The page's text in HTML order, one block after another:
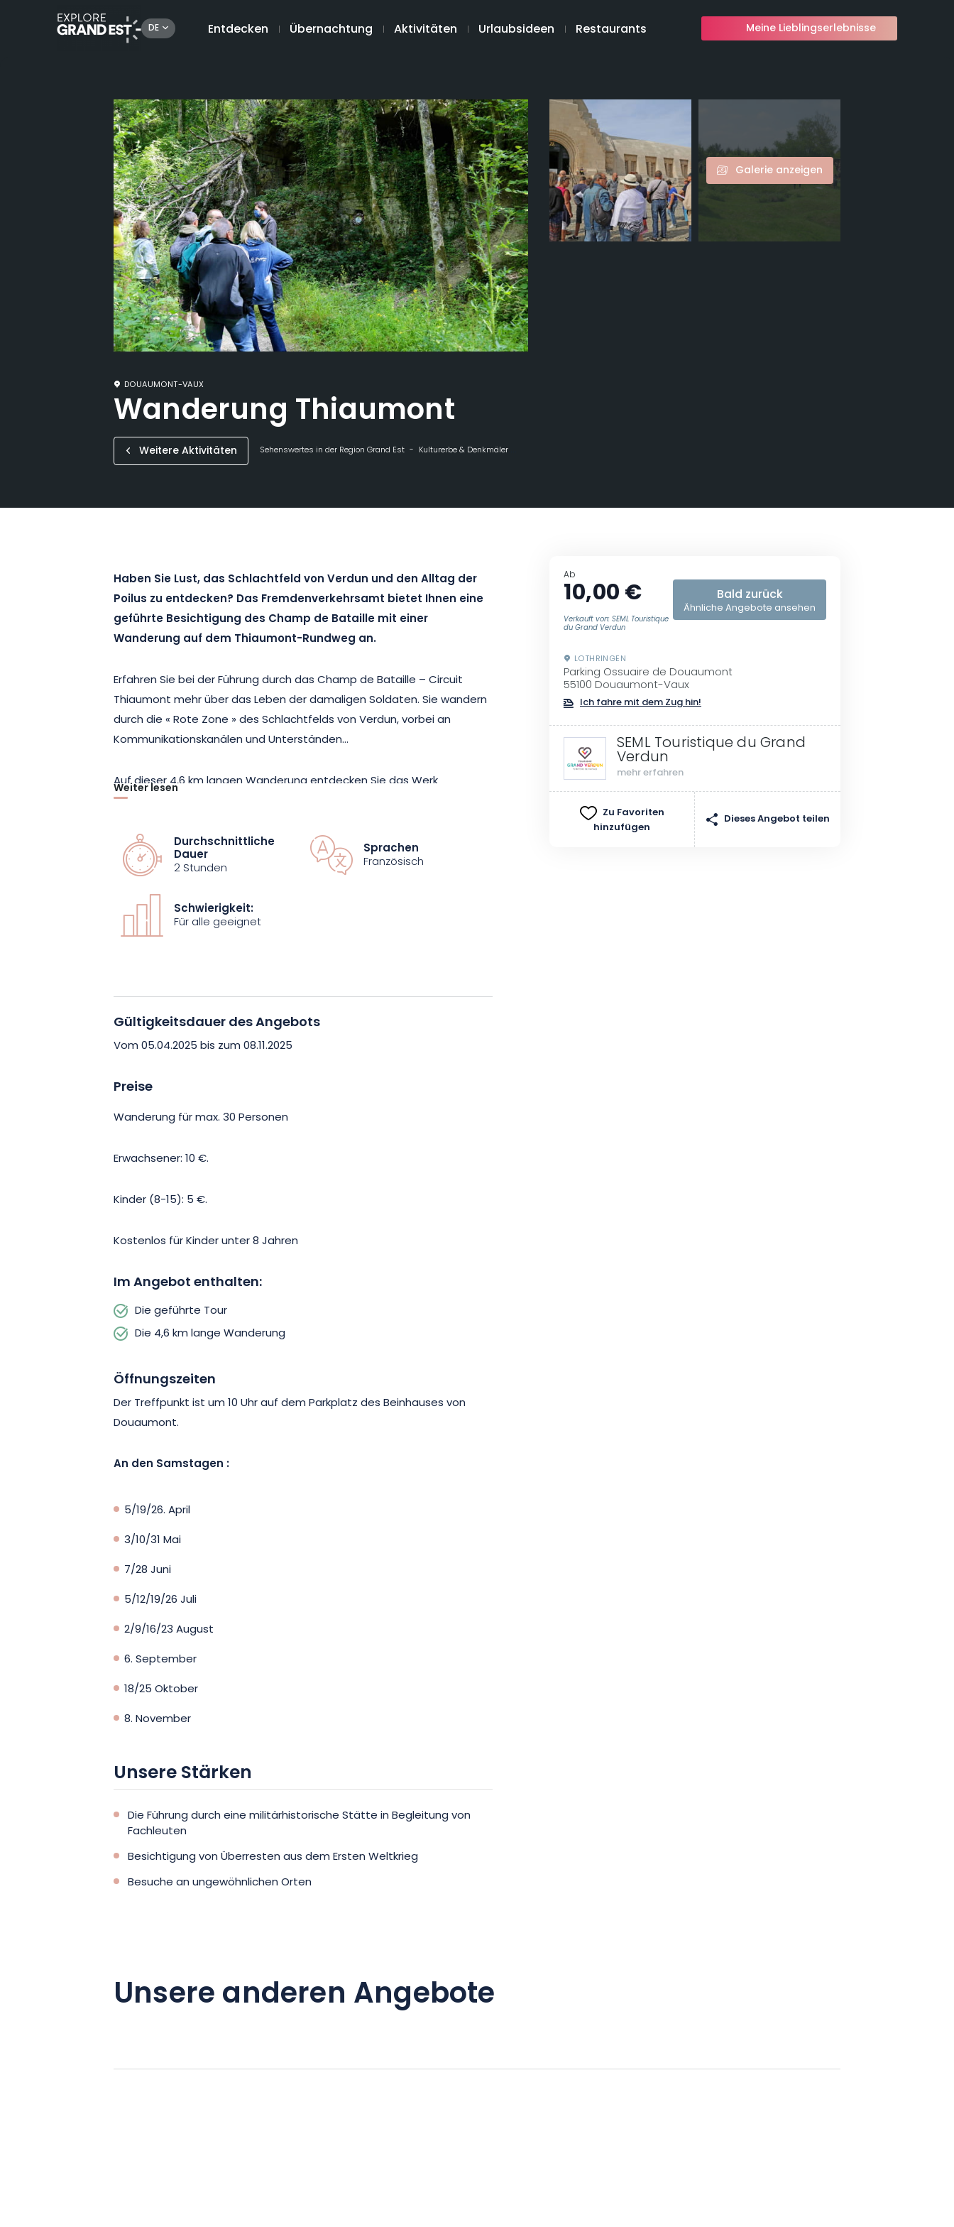
DE Entdecken Übernachtung Aktivitäten Urlaubsideen Restaurants Meine Lieblingserlebnisse
Galerie anzeigen
DOUAUMONT-VAUX
Wanderung Thiaumont
Weitere Aktivitäten Sehenswertes in der Region Grand Est Kulturerbe & Denkmäler
Haben Sie Lust, das Schlachtfeld von Verdun und den Alltag der
Poilus zu entdecken? Das Fremdenverkehrsamt bietet Ihnen eine
geführte Besichtigung des Champ de Bataille mit einer
Wanderung auf dem Thiaumont-Rundweg an.
Erfahren Sie bei der Führung durch das Champ de Bataille – Circuit
Thiaumont mehr über das Leben der damaligen Soldaten. Sie wandern
durch die « Rote Zone » des Schlachtfelds von Verdun, vorbei an
Kommunikationskanälen und Unterständen…
Auf dieser 4,6 km langen Wanderung entdecken Sie das Werk
Thiaumont, das Werk Froideterre, das israelitische Denkmal… Ein
ungewöhnlichen Orten überraschen wird, von deren Existenz Sie nicht
einmal geahnt hätten.
Denken Sie an Schuhe, die für einen Spaziergang im Wald geeignet sind
Weiter lesen
Durchschnittliche
Dauer
2 Stunden
Sprachen
Französisch
Schwierigkeit:
Für alle geeignet
Gültigkeitsdauer des Angebots
Vom 05.04.2025 bis zum 08.11.2025
Preise
Wanderung für max. 30 Personen
Erwachsener: 10 €.
Kinder (8-15): 5 €.
Kostenlos für Kinder unter 8 Jahren
Im Angebot enthalten:
Die geführte Tour
Die 4,6 km lange Wanderung
Öffnungszeiten
Der Treffpunkt ist um 10 Uhr auf dem Parkplatz des Beinhauses von
Douaumont.
An den Samstagen :
5/19/26. April
3/10/31 Mai
7/28 Juni
5/12/19/26 Juli
2/9/16/23 August
6. September
18/25 Oktober
8. November
Unsere Stärken
Die Führung durch eine militärhistorische Stätte in Begleitung von
Fachleuten
Besichtigung von Überresten aus dem Ersten Weltkrieg
Besuche an ungewöhnlichen Orten
Ab
10,00 €
Verkauft von: SEML Touristique
du Grand Verdun
Bald zurück
Ähnliche Angebote ansehen
LOTHRINGEN
Parking Ossuaire de Douaumont
55100 Douaumont-Vaux
Ich fahre mit dem Zug hin!
SEML Touristique du Grand
Verdun
mehr erfahren
Zu Favoriten
hinzufügen
Dieses Angebot teilen
Unsere anderen Angebote